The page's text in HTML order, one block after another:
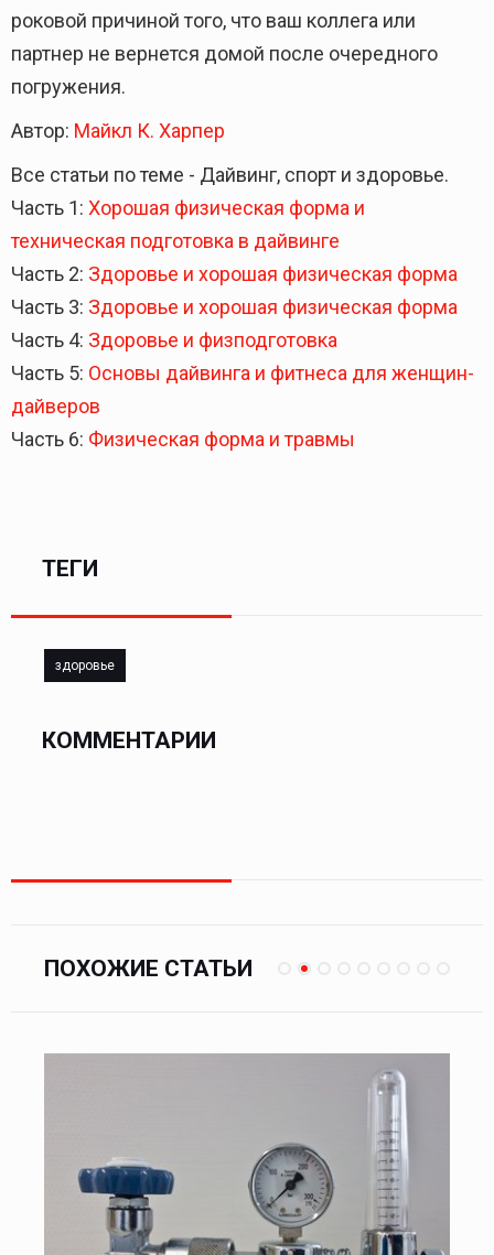
роковой причиной того, что ваш коллега или
партнер не вернется домой после очередного
погружения.
Автор: Майкл К. Харпер
Все статьи по теме - Дайвинг, спорт и здоровье.
Часть 1: Хорошая физическая форма и
техническая подготовка в дайвинге
Часть 2: Здоровье и хорошая физическая форма
Часть 3: Здоровье и хорошая физическая форма
Часть 4: Здоровье и физподготовка
Часть 5: Основы дайвинга и фитнеса для женщин-
дайверов
Часть 6: Физическая форма и травмы
ТЕГИ
здоровье
КОММЕНТАРИИ
ПОХОЖИЕ СТАТЬИ